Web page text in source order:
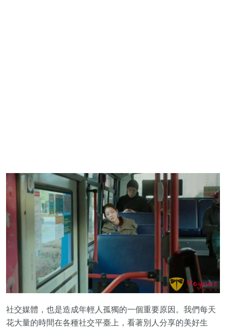
社交媒體，也是造成年輕人孤獨的一個重要原因。我們每天
花大量的時間在各種社交平臺上，看著別人分享的美好生